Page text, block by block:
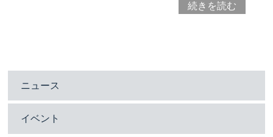
続きを読む
ニュース
イベント